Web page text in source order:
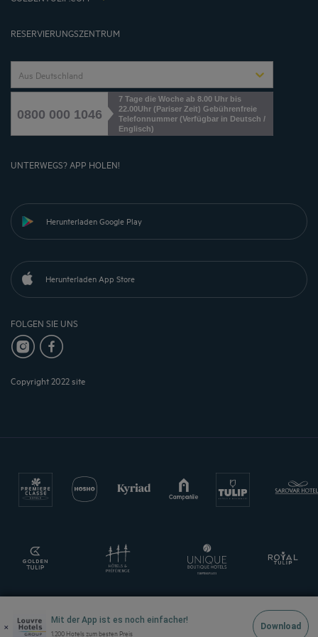
RESERVIERUNGSZENTRUM
Aus Deutschland
0800 000 1046
7 Tage die Woche ab 8.00 Uhr bis
22.00Uhr (Pariser Zeit) Gebührenfreie
Telefonnummer (Verfügbar in Deutsch /
Englisch)
UNTERWEGS? APP HOLEN!
Herunterladen Google Play
Herunterladen App Store
FOLGEN SIE UNS
Copyright 2022 site
× Mit der App ist es noch einfacher!
1.200 Hotels zum besten Preis
Download